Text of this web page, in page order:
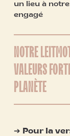
un lieu à
engagé
NOTRE
VALEURS
PLANÈTE
➔ Pour la